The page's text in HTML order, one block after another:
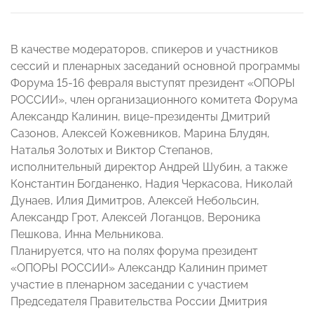
В качестве модераторов, спикеров и участников
сессий и пленарных заседаний основной программы
Форума 15-16 февраля выступят президент «ОПОРЫ
РОССИИ», член организационного комитета Форума
Александр Калинин, вице-президенты Дмитрий
Сазонов, Алексей Кожевников, Марина Блудян,
Наталья Золотых и Виктор Степанов,
исполнительный директор Андрей Шубин, а также
Константин Богданенко, Надия Черкасова, Николай
Дунаев, Илия Димитров, Алексей Небольсин,
Александр Грот, Алексей Логанцов, Вероника
Пешкова, Инна Мельникова.
Планируется, что на полях форума президент
«ОПОРЫ РОССИИ» Александр Калинин примет
участие в пленарном заседании с участием
Председателя Правительства России Дмитрия